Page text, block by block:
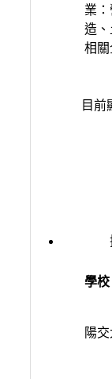
業
造
相
目前
學校
學校
陽